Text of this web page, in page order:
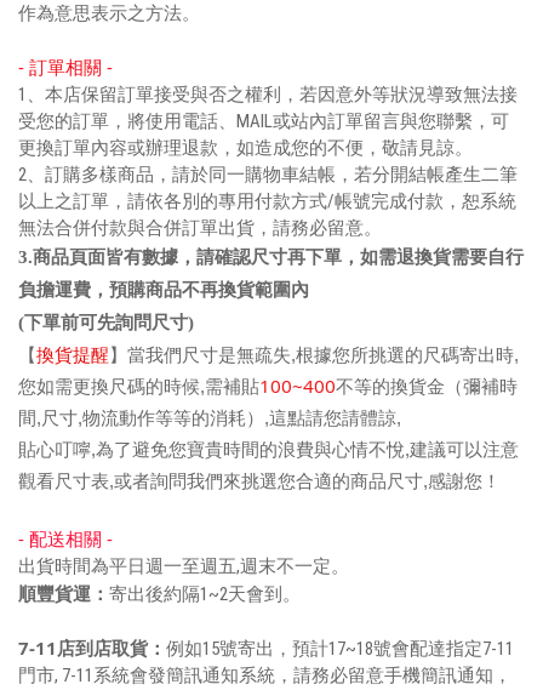
作為意思表示之方法。
- 訂單相關 -
1、本店保留訂單接受與否之權利，若因意外等狀況導致無法接
受您的訂單，將使用電話、MAIL或站內訂單留言與您聯繫，可
更換訂單內容或辦理退款，如造成您的不便，敬請見諒。
2、訂購多樣商品，請於同一購物車結帳，若分開結帳產生二筆
以上之訂單，請依各別的專用付款方式/帳號完成付款，恕系統
無法合併付款與合併訂單出貨，請務必留意。
3.商品頁面皆有數據，請確認尺寸再下單，如需退換貨需要自行
負擔運費，預購商品不再換貨範圍內
(下單前可先詢問尺寸)
【換貨提醒】當我們尺寸是無疏失,根據您所挑選的尺碼寄出時,
您如需更換尺碼的時候,需補貼100~400不等的換貨金（彌補時
間,尺寸,物流動作等等的消耗） ,這點請您請體諒,
貼心叮嚀,為了避免您寶貴時間的浪費與心情不悅,建議可以注意
觀看尺寸表,或者詢問我們來挑選您合適的商品尺寸,感謝您！
- 配送相關 -
出貨時間為平日週一至週五,週末不一定。
順豐貨運： 寄出後約隔1~2天會到。
7-11店到店取貨： 例如15號寄出，預計17~18號會配達指定7-11
門市, 7-11系統會發簡訊通知系統，請務必留意手機簡訊通知，